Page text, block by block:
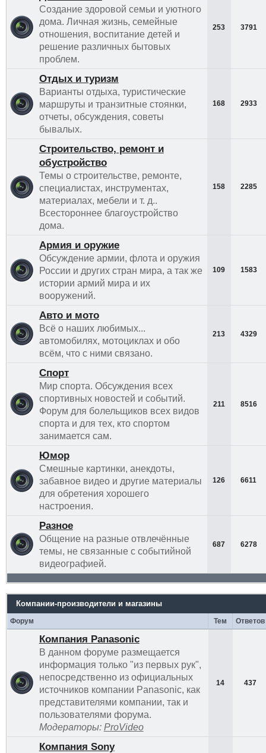
Создание здоровой семьи и уютного
дома. Личная жизнь, семейные
отношения, воспитание детей и
решение различных бытовых
проблем.
253 3791
Отдых и туризм
Варианты отдыха, туристические
маршруты и транзитные стоянки,
отчеты, обсуждения, советы
бывалых.
168 2933
Строительство, ремонт и
обустройство
Темы о строительстве, ремонте,
специалистах, инструментах,
материалах, мебели и т. д..
Всестороннее благоустройство
дома.
158 2285
Армия и оружие
Обсуждение армии, флота и оружия
России и других стран мира, а так же
истории армий мира и их
вооружений.
109 1583
Авто и мото
Всё о наших любимых...
автомобилях, мотоциклах и обо
всём, что с ними связано.
213 4329
Спорт
Мир спорта. Обсуждения всех
спортивных новостей и событий.
Форум для болельщиков всех видов
спорта и для тех, кто спортом
занимается сам.
211 8516
Юмор
Смешные картинки, анекдоты,
забавное видео и другие материалы
для обретения хорошего
настроения.
126 6611
Разное
Общение на разные отвлечённые
темы, не связанные с событийной
видеографией.
687 6278
Компании-производители и магазины
Форум Тем Ответов
Компания Panasonic
В данном форуме размещается
информация только "из первых рук",
непосредственно из официальных
источников компании Panasonic, как
представителями компании, так и
пользователями форума.
Модераторы: ProVideo
14 437
Компания Sony